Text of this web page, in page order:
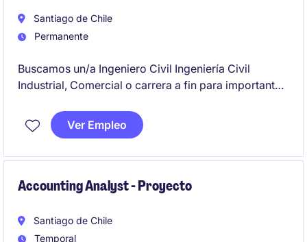
Santiago de Chile
Permanente
Buscamos un/a Ingeniero Civil Ingeniería Civil
Industrial, Comercial o carrera a fin para importante
dispuesto(a) a enfrentar el desafío ser Subgerente de
Abastecimiento especialista en Gestión de categoría.
Ver Empleo
Accounting Analyst - Proyecto
Santiago de Chile
Temporal